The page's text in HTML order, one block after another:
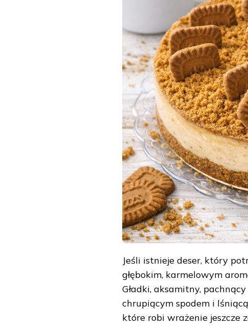
UZALEŻNIAJĄCY
Jeśli istnieje deser, który
głębokim, karmelowym
Gładki, aksamitny,
chrupiącym spodem i
które robi wrażenie jeszcze